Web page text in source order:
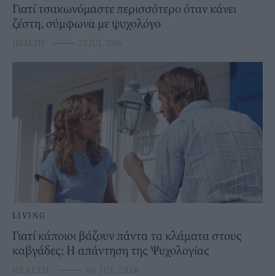
Γιατί τσακωνόμαστε περισσότερο όταν κάνει
ζέστη, σύμφωνα με ψυχολόγο
HEALTH ⸻ 23 JUL 2026
LIVING
Γιατί κάποιοι βάζουν πάντα τα κλάματα στους
καβγάδες; Η απάντηση της Ψυχολογίας
HEALTH ⸻ 08 JUL 2026